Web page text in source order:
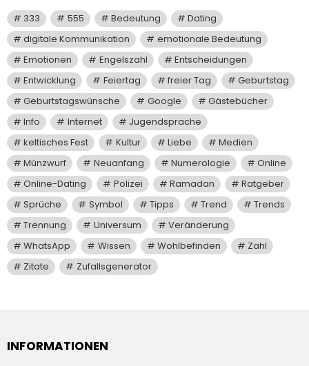
333 555 Bedeutung
Dating
digitale Kommunikation
emotionale Bedeutung
Emotionen
Engelszahl
Entscheidungen
Entwicklung
Feiertag freier Tag
Geburtstag
Geburtstagswünsche
Google
Gästebücher
Info
Internet
Jugendsprache
keltisches Fest
Kultur Liebe
Medien
Münzwurf
Neuanfang Numerologie
Online
Online-Dating
Polizei Ramadan
Ratgeber
Sprüche
Symbol Tipps Trend
Trends
Trennung
Universum
Veränderung
WhatsApp
Wissen Wohlbefinden
Zahl
Zitate
Zufallsgenerator
INFORMATIONEN